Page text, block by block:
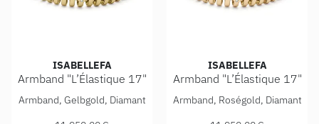
ISABELLEFA
Armband "L’Élastique 17"
IsabelleFa Armband "L’Élastique 17", Ref: 02150/17/
Armband, Gelbgold, Diamant
ISABELLEFA
Armband "L’Élastique 17"
IsabelleFa Armband
Armband, Roségold, Diamant